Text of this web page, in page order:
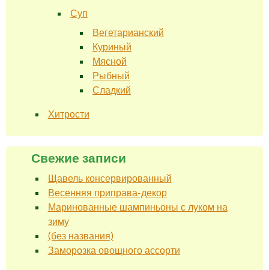
Суп
Вегетарианский
Куриный
Мясной
Рыбный
Сладкий
Хитрости
Свежие записи
Щавель консервированный
Весенняя приправа-декор
Маринованные шампиньоны с луком на
зиму
(без названия)
Заморозка овощного ассорти